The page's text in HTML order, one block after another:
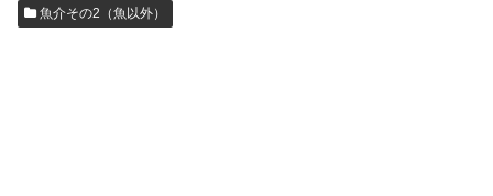
魚介その2（魚以外）